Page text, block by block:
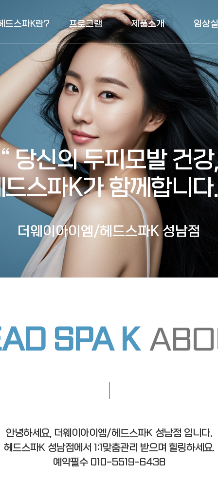
드스파K란? 프로그램 제품소개 임상
“ 당신의 두피모발 건강,
스파K가 함께합니다
더웨이아이엠/헤드스파K 성남점
SPA K
안녕하세요, 더웨이아이엠/헤드스파K 성남점 입니다.
헤드스파K 성남점에서 1:1맞춤관리 받으며 힐링하세요.
예약필수 010-5519-6438